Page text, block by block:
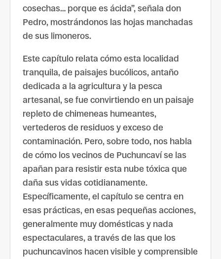
cosechas… porque es ácida”, señala don
Pedro, mostrándonos las hojas manchadas
de sus limoneros.
Este capítulo relata cómo esta localidad
tranquila, de paisajes bucólicos, antaño
dedicada a la agricultura y la pesca
artesanal, se fue convirtiendo en un paisaje
repleto de chimeneas humeantes,
vertederos de residuos y exceso de
contaminación. Pero, sobre todo, nos habla
de cómo los vecinos de Puchuncaví se las
apañan para resistir esta nube tóxica que
daña sus vidas cotidianamente.
Específicamente, el capítulo se centra en
esas prácticas, en esas pequeñas acciones,
generalmente muy domésticas y nada
espectaculares, a través de las que los
puchuncavinos hacen visible y comprensible